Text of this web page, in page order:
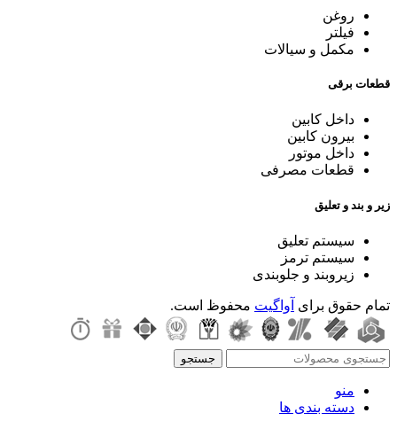
روغن
فیلتر
مکمل و سیالات
قطعات برقی
داخل کابین
بیرون کابین
داخل موتور
قطعات مصرفی
زیر و بند و تعلیق
سیستم تعلیق
سیستم ترمز
زیروبند و جلوبندی
تمام حقوق برای آواگیت محفوظ است.
جستجو
منو
دسته بندی ها